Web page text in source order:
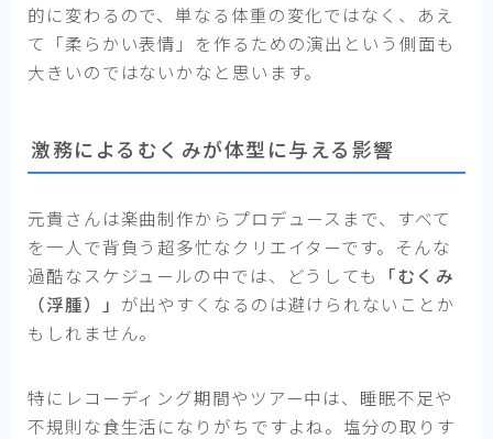
的に変わるので、単なる体重の変化ではなく、あえ
て「柔らかい表情」を作るための演出という側面も
大きいのではないかなと思います。
激務によるむくみが体型に与える影響
元貴さんは楽曲制作からプロデュースまで、すべて
を一人で背負う超多忙なクリエイターです。そんな
過酷なスケジュールの中では、どうしても
「むくみ
（浮腫）」 が出やすくなるのは避けられないことか
もしれません。
特にレコーディング期間やツアー中は、睡眠不足や
不規則な食生活になりがちですよね。塩分の取りす